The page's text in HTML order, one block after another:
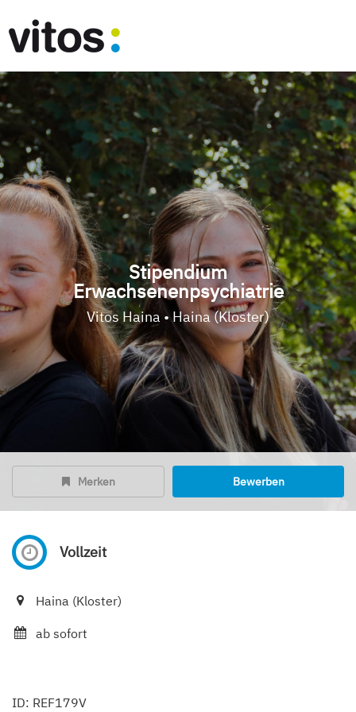
Stipendium
Erwachsenenpsychiatrie
Vitos Haina • Haina (Kloster)
Merken Bewerben
Vollzeit
Haina (Kloster)
ab sofort
ID: REF179V